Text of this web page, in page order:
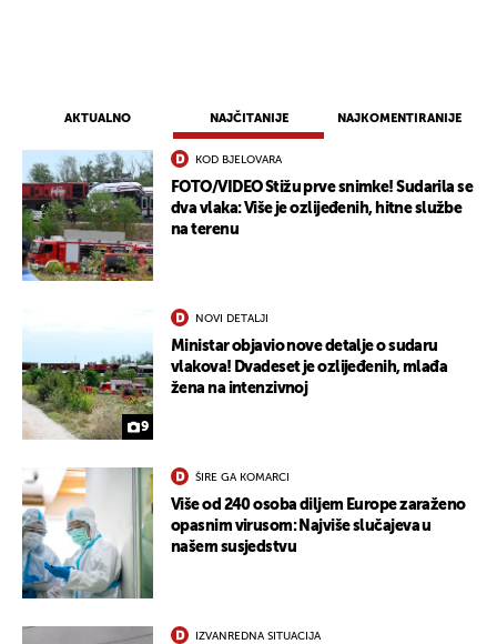
AKTUALNO NAJČITANIJE NAJKOMENTIRANIJE
KOD BJELOVARA
FOTO/VIDEO Stižu prve snimke! Sudarila se
dva vlaka: Više je ozlijeđenih, hitne službe
na terenu
9
NOVI DETALJI
Ministar objavio nove detalje o sudaru
vlakova! Dvadeset je ozlijeđenih, mlađa
žena na intenzivnoj
ŠIRE GA KOMARCI
Više od 240 osoba diljem Europe zaraženo
opasnim virusom: Najviše slučajeva u
našem susjedstvu
IZVANREDNA SITUACIJA